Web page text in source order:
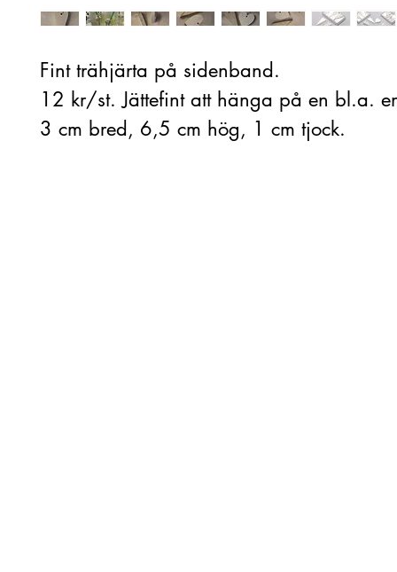
Fint trähjärta på sidenband.
12 kr/st. Jättefint att hänga på en bl.a.
3 cm bred, 6,5 cm hög, 1 cm tjock.